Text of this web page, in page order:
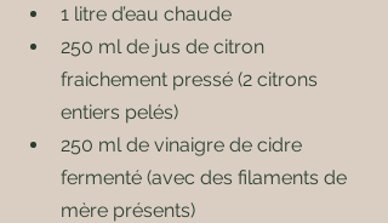
1 litre d’eau chaude
250 ml de jus de citron
fraichement pressé (2 citrons
entiers pelés)
250 ml de vinaigre de cidre
fermenté (avec des filaments de
mère présents)